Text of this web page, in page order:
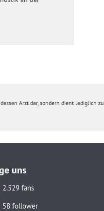
Arzt dar, sondern dient lediglich zu
uns
2.529 fans
58 follower